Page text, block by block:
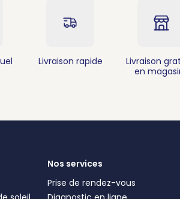
Livraison rapide
Livraison
en
Nos services
Prise de rendez-vous